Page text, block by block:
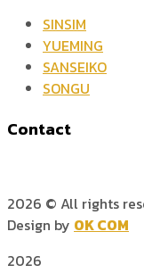
SINSIM
YUEMING
SANSEIKO
SONGU
Contact
2026 © All rights
Design by OK COM
2026